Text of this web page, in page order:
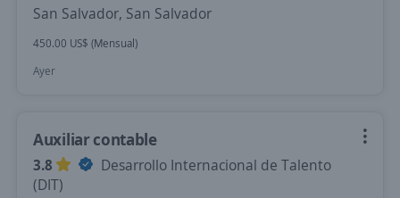
San Salvador, San Salvador
450.00 US$ (Mensual)
Ayer
Auxiliar contable
3.8
Desarrollo Internacional de Talento
(DIT)